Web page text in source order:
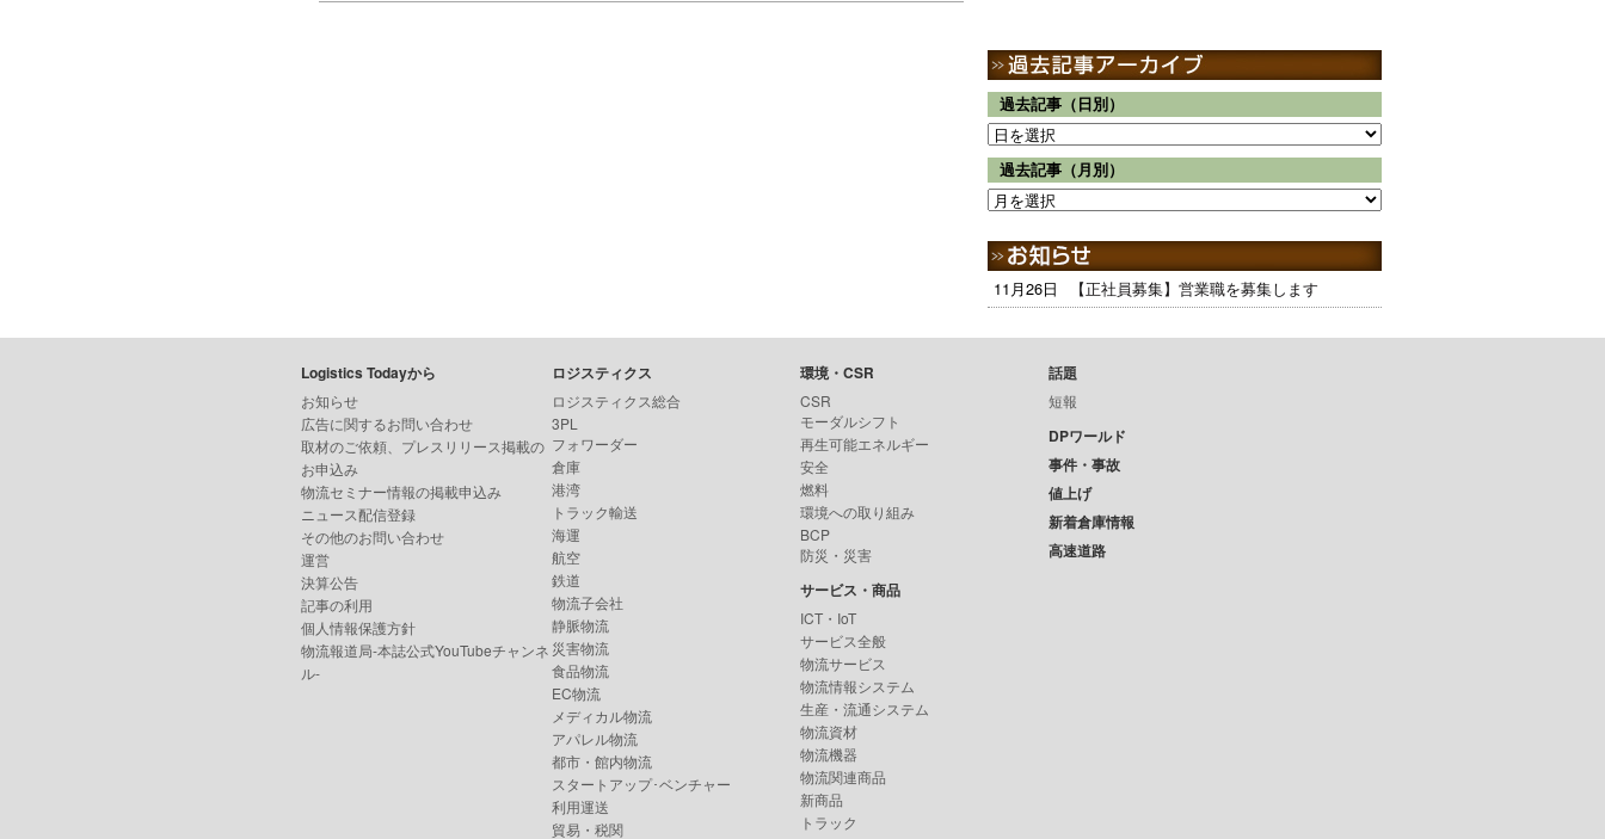
過去記事（日別）
過去記事（月別）
11月26日 【正社員募集】営業職を募集します
Logistics Todayから
お知らせ
広告に関するお問い合わせ
取材のご依頼、プレスリリース掲載の
お申込み
物流セミナー情報の掲載申込み
ニュース配信登録
その他のお問い合わせ
運営
決算公告
記事の利用
個人情報保護方針
物流報道局-本誌公式YouTubeチャンネ
ル-
ロジスティクス
ロジスティクス総合
3PL
フォワーダー
倉庫
港湾
トラック輸送
海運
航空
鉄道
物流子会社
静脈物流
災害物流
食品物流
EC物流
メディカル物流
アパレル物流
都市・館内物流
スタートアップ･ベンチャー
利用運送
貿易・税関
環境・CSR
CSR
モーダルシフト
再生可能エネルギー
安全
燃料
環境への取り組み
BCP
防災・災害
サービス・商品
ICT・IoT
サービス全般
物流サービス
物流情報システム
生産・流通システム
物流資材
物流機器
物流関連商品
新商品
トラック
話題
短報
DPワールド
事件・事故
値上げ
新着倉庫情報
高速道路